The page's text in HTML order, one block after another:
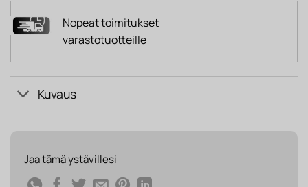
Nopeat toimitukset
varastotuotteille
Kuvaus
Jaa tämä ystävillesi